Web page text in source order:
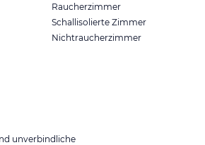
Raucherzimmer
Schallisolierte Zimmer
Nichtraucherzimmer
unverbindliche